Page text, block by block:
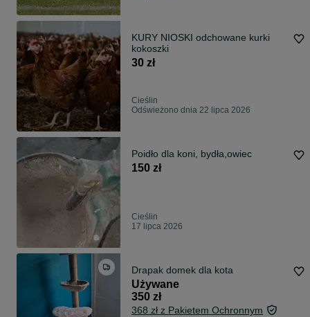
KURY NIOSKI odchowane kurki
kokoszki
30 zł
Cieślin
Odświeżono dnia 22 lipca 2026
Poidło dla koni, bydła,owiec
150 zł
Cieślin
17 lipca 2026
Drapak domek dla kota
Używane
350 zł
368 zł z Pakietem Ochronnym